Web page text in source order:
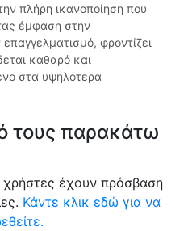
πλήρη ικανοποίηση που
έμφαση στην
φροντίζει
καθαρό και
στα υψηλότερα
τους παρακάτω
έχουν πρόσβαση
Κάντε κλικ εδώ για να